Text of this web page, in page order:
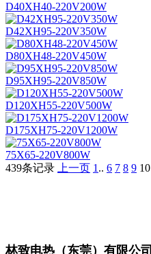
D40XH40-220V200W
D42XH95-220V350W
D80XH48-220V450W
D95XH95-220V850W
D120XH55-220V500W
D175XH75-220V1200W
75X65-220V800W
439条记录
上一页 1 .. 6 7 8 9 10
林致电热（东莞）有限公司